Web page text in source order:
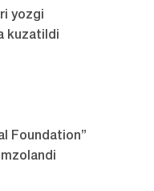
yozgi
kuzatildi
Foundation”